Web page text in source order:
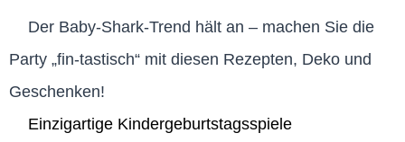
Der Baby-Shark-Trend hält an – machen Sie die
Party „fin-tastisch“ mit diesen Rezepten, Deko und
Geschenken!
Einzigartige Kindergeburtstagsspiele